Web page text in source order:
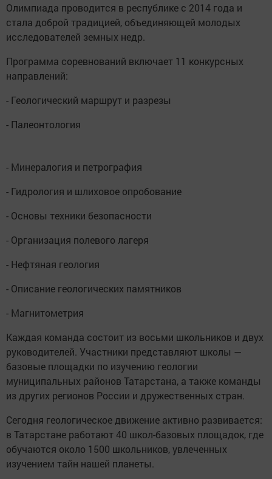
Олимпиада проводится в республике с 2014 года и
стала доброй традицией, объединяющей молодых
исследователей земных недр.
Программа соревнований включает 11 конкурсных
направлений:
- Геологический маршрут и разрезы
- Палеонтология
- Минералогия и петрография
- Гидрология и шлиховое опробование
- Основы техники безопасности
- Организация полевого лагеря
- Нефтяная геология
- Описание геологических памятников
- Магнитометрия
Каждая команда состоит из восьми школьников и двух
руководителей. Участники представляют школы —
базовые площадки по изучению геологии
муниципальных районов Татарстана, а также команды
из других регионов России и дружественных стран.
Сегодня геологическое движение активно развивается:
в Татарстане работают 40 школ-базовых площадок, где
обучаются около 1500 школьников, увлеченных
изучением тайн нашей планеты.